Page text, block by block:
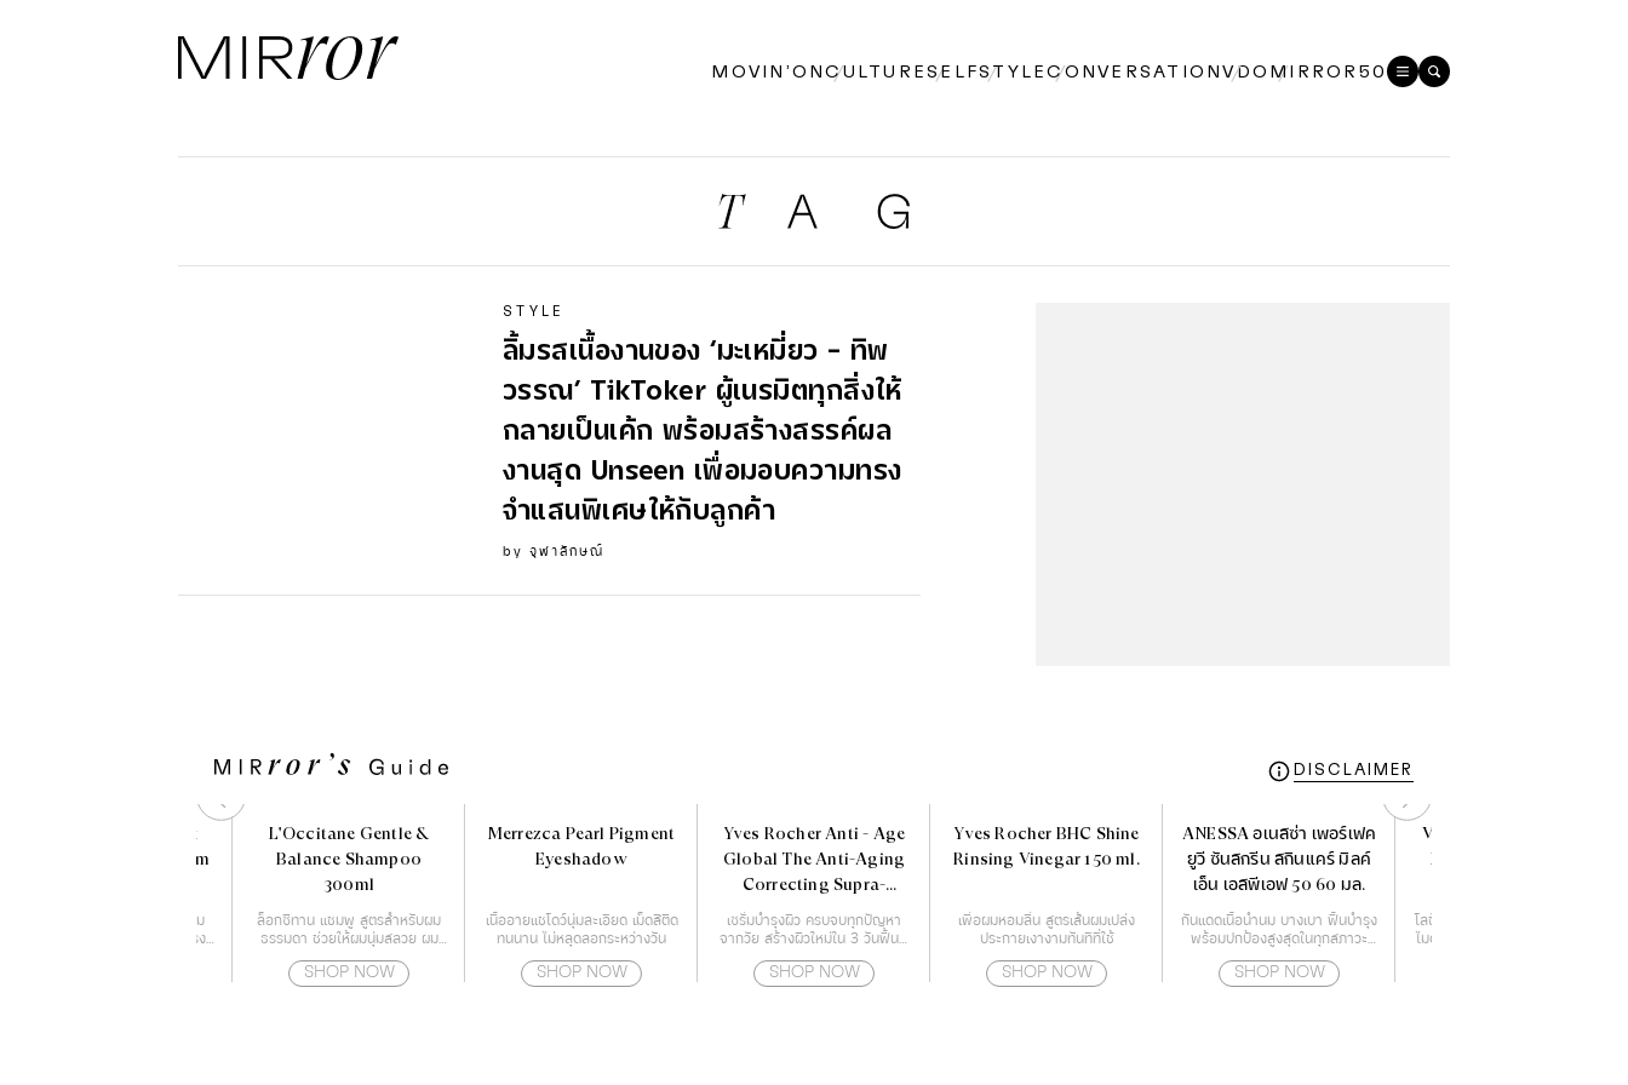
MOVIN’ONCULTURE SELFSTYLE VDO
CONVERSATION MIRROR50
STYLE
ลิ้มรสเนื้องานของ ‘มะเหมี่ยว - ทิพ
วรรณ’ TikToker ผู้เนรมิตทุกสิ่งให้
กลายเป็นเค้ก พร้อมสร้างสรรค์ผล
งานสุด Unseen เพื่อมอบความทรง
จำแสนพิเศษให้กับลูกค้า
by จุฬาลักษณ์
DISCLAIMER
ETUDE Soon Jung 2x
Barrier Intensive Cream
ครีมมอยส์เจอร์ไรเซอร์ที่จะเสริม
สร้างเกราะปกป้องผิวให้แข็งแรง
L'Occitane Gentle &
Balance Shampoo
300ml
ล็อกซิทาน แชมพู สูตรสำหรับผม
ธรรมดา ช่วยให้ผมนุ่มสลวย ผม
SHOP NOW
Merrezca Pearl Pigment
Eyeshadow
เนื้ออายแชโดว์นุ่มละเอียด เม็ดสีติด
ทนนาน ไม่หลุดลอกระหว่างวัน
SHOP NOW
Yves Rocher Anti - Age
Global The Anti-Aging
Correcting Supra-
Essence 50 ml.
เซรั่มบำรุงผิว ครบจบทุกปัญหา
จากวัย สร้างผิวใหม่ใน 3 วันฟื้นฟู
เนื่องจากอายุ เร่งกระตุ้นสร้างผิว
SHOP NOW
Yves Rocher BHC Shine
Rinsing Vinegar 150 ml.
เพื่อผมหอมลื่น สูตรเส้นผมเปล่ง
ประกายเงางามทันทีที่ใช้
SHOP NOW
ANESSA อเนสซ่า เพอร์เฟค
ยูวี ซันสกรีน สกินแคร์ มิลค์
เอ็น เอสพีเอฟ 50 60 มล.
กันแดดเนื้อน้ำนม บางเบา ฟื้นบำรุง
พร้อมปกป้องสูงสุดในทุกสภาวะ
SHOP NOW
Vaseline Proderma Nia
Bright Lotion 250ML
โลชั่นเซรั่มเข้มข้น ที่ผสานไนอาซินา
ไมด์บริสุทธิ์ 99 เฮกซิลรีซอร์ซินอล